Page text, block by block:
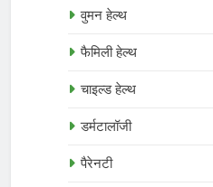
वुमन हेल्थ
फैमिली हेल्थ
चाइल्ड हेल्थ
डर्मटालॉजी
पैरेनटी